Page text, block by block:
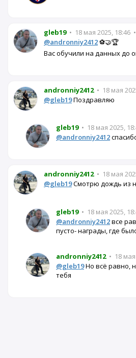
gleb19 • 18 мая 2025, 18:46 •
@andronniy2412⚽🤝🏆
Вас обучили на данных до
andronniy2412 • 18 мая
@gleb19Поздравляю
gleb19 • 18 мая 2025,
@andronniy2412
andronniy2412 • 18 мая
@gleb19Смотрю дождь из
gleb19 • 18 мая 2025,
@andronniy2412все
пусто- награды, где
andronniy2412 • 18
@gleb19Но всё равно,
тебя